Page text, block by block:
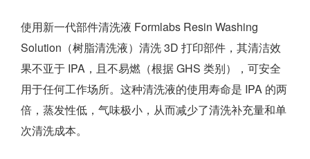
使用新一代部件清洗液 Formlabs Resin Washing
Solution（树脂清洗液）清洗 3D 打印部件，其清洁效
果不亚于 IPA，且不易燃（根据 GHS 类别），可安全
用于任何工作场所。这种清洗液的使用寿命是 IPA 的两
倍，蒸发性低，气味极小，从而减少了清洗补充量和单
次清洗成本。